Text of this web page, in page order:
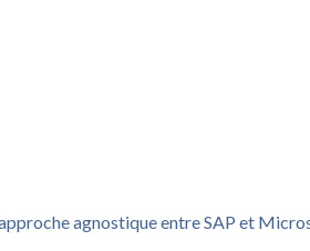
agnostique entre SAP et